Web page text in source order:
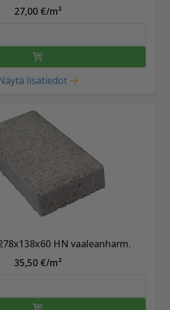
27,00 €/m²
lisätiedot
HN vaaleanharm.
35,50 €/m²